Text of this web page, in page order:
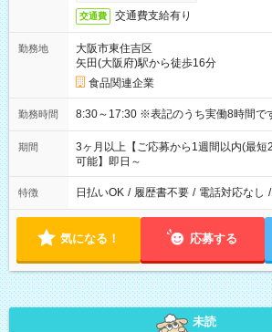
交通費 交通費支給有り
勤務地
大阪市東住吉区
矢田(大阪府)駅から徒歩16分
食品関連企業
勤務時間 8:30～17:30 ※表記のうち実働8時間で
期間
3ヶ月以上【ご応募から1週間以内(最
可能】即日～
特徴 日払いOK / 履歴書不要 / 電話対応なし /
気になる！ 応募する
未読